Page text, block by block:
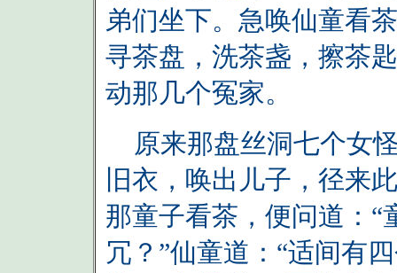
弟们坐下。急唤仙童看
寻茶盘，洗茶盏，擦茶
动那几个冤家。
原来那盘丝洞七个女
旧衣，唤出儿子，径来
那童子看茶，便问道：“
冗？”仙童道：“适间有